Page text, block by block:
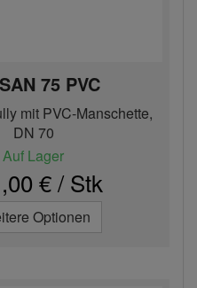
75 PVC
mit PVC-Manschette,
DN 70
Auf Lager
€ / Stk
Optionen